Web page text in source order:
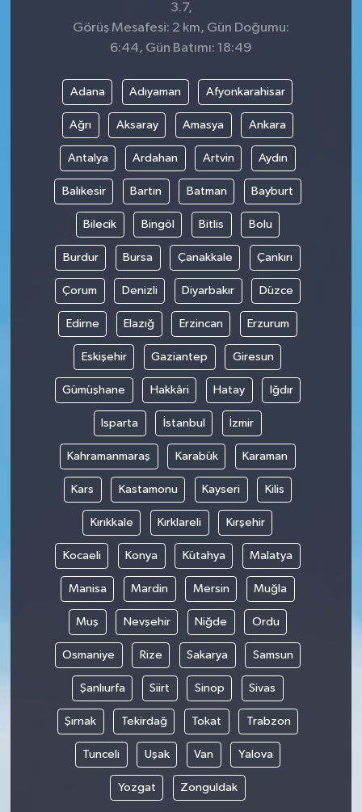
3.7,
Görüş Mesafesi: 2 km, Gün Doğumu:
6:44, Gün Batımı: 18:49
Adana Adıyaman Afyonkarahisar
Ağrı Aksaray Amasya Ankara
Antalya Ardahan Artvin Aydın
Balıkesir Bartın Batman Bayburt
Bilecik Bingöl Bitlis Bolu
Burdur Bursa Çanakkale Çankırı
Çorum Denizli Diyarbakır Düzce
Edirne Elazığ Erzincan Erzurum
Eskişehir Gaziantep Giresun
Gümüşhane Hakkâri Hatay Iğdır
Isparta İstanbul İzmir
Kahramanmaraş Karabük Karaman
Kars Kastamonu Kayseri Kilis
Kırıkkale Kırklareli Kırşehir
Kocaeli Konya Kütahya Malatya
Manisa Mardin Mersin Muğla
Muş Nevşehir Niğde Ordu
Osmaniye Rize Sakarya Samsun
Şanlıurfa Siirt Sinop Sivas
Şırnak Tekirdağ Tokat Trabzon
Tunceli Uşak Van Yalova
Yozgat Zonguldak